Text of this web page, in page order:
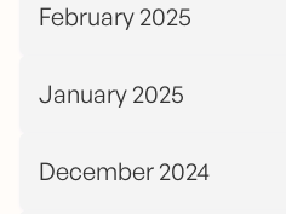
February 2025
January 2025
December 2024